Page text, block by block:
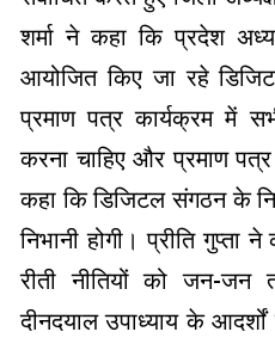
शर्मा ने कहा कि प्रदेश
आयोजित किए जा रहे
प्रमाण पत्र कार्यक्रम में
करना चाहिए और प्रमाण पत्र
कहा कि डिजिटल संगठन के
निभानी होगी। प्रीति गुप्ता
रीती नीतियों को जन-
दीनदयाल उपाध्याय के आदर्शों